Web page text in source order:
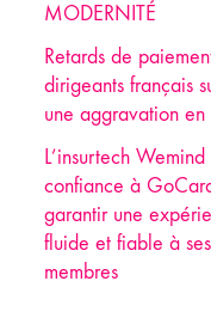
MODERNITÉ
Retards de
dirigeants français
une aggravation
L’insurtech
confiance à
garantir une
fluide et fiable à
membres